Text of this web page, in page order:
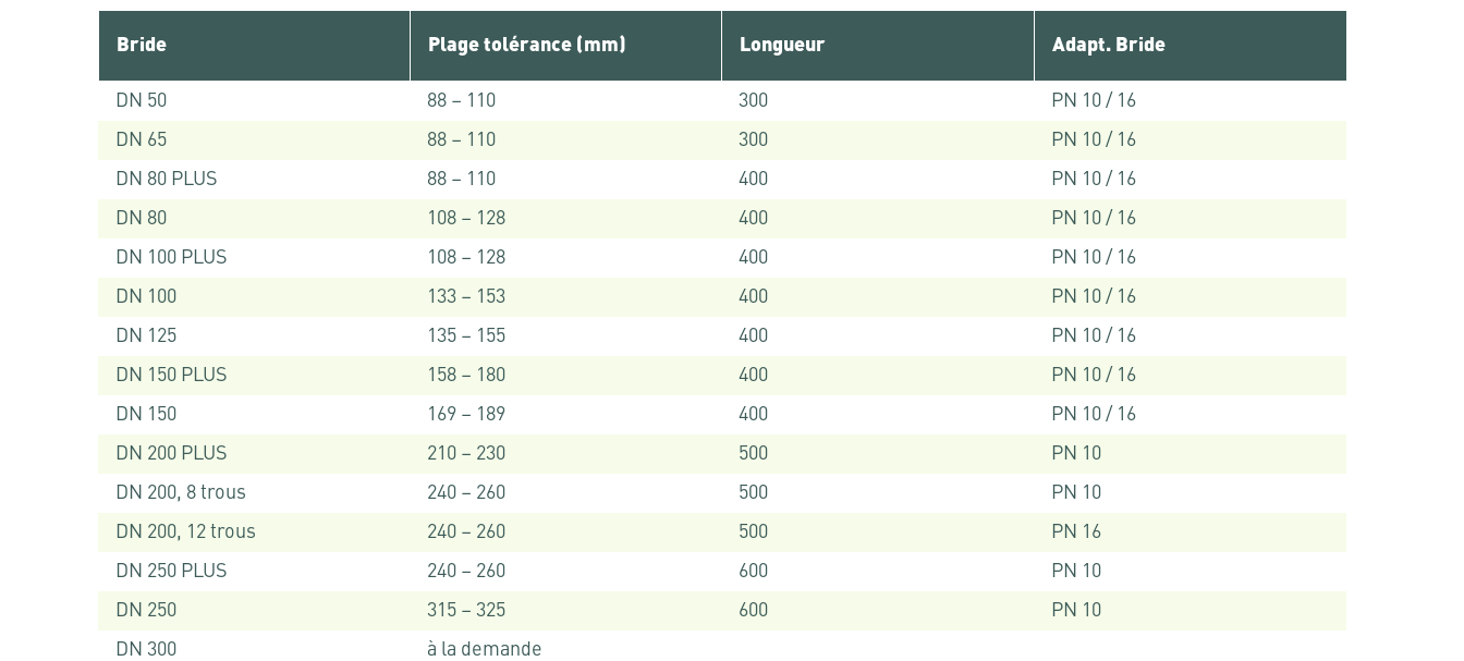
Bride Plage tolérance (mm) Longueur Adapt. Bride
DN 50 88 – 110 300
PN 10 / 16
DN 65
88 – 110 300
PN 10 / 16
DN 80 PLUS
88 – 110 400
PN 10 / 16
DN 80
108 – 128 400
PN 10 / 16
DN 100 PLUS
108 – 128 400
PN 10 / 16
DN 100
133 – 153 400
PN 10 / 16
DN 125
135 – 155 400
PN 10 / 16
DN 150 PLUS
158 – 180 400
PN 10 / 16
DN 150
169 – 189 400
PN 10 / 16
DN 200 PLUS
210 – 230 500
PN 10
DN 200, 8 trous
240 – 260 500
PN 10
DN 200, 12 trous
240 – 260 500
PN 16
DN 250 PLUS
240 – 260 600
PN 10
DN 250
315 – 325 600
PN 10
DN 300
à la demande